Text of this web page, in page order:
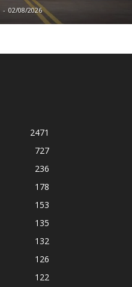
- 02/08/2026
2471
727
236
178
153
135
132
126
122